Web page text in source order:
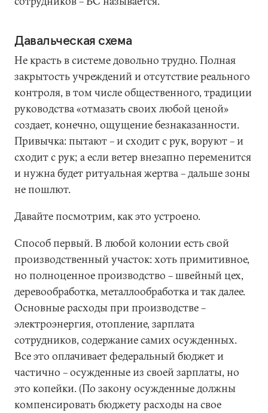
Давальческая схема
Не красть в системе довольно трудно. Полная
закрытость учреждений и отсутствие реального
контроля, в том числе общественного, традиции
руководства «отмазать своих любой ценой»
создает, конечно, ощущение безнаказанности.
Привычка: пытают – и сходит с рук, воруют – и
сходит с рук; а если ветер внезапно переменится
и нужна будет ритуальная жертва – дальше зоны
не пошлют.
Давайте посмотрим, как это устроено.
Способ первый. В любой колонии есть свой
производственный участок: хоть примитивное,
но полноценное производство – швейный цех,
деревообработка, металлообработка и так далее.
Основные расходы при производстве –
электроэнергия, отопление, зарплата
сотрудников, содержание самих осужденных.
Все это оплачивает федеральный бюджет и
частично – осужденные из своей зарплаты, но
это копейки. (По закону осужденные должны
компенсировать бюджету расходы на свое